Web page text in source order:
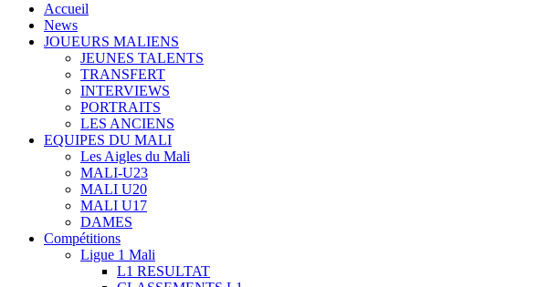
Accueil
News
JOUEURS MALIENS
JEUNES TALENTS
TRANSFERT
INTERVIEWS
PORTRAITS
LES ANCIENS
EQUIPES DU MALI
Les Aigles du Mali
MALI-U23
MALI U20
MALI U17
DAMES
Compétitions
Ligue 1 Mali
L1 RESULTAT